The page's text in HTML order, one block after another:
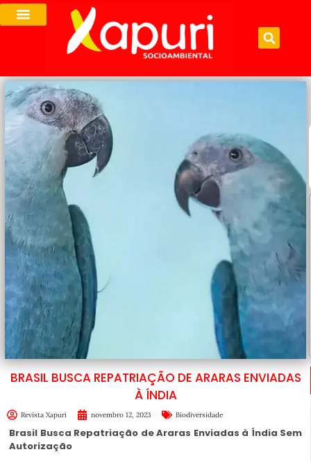
BRASIL BUSCA REPATRIAÇÃO DE ARARAS ENVIADAS
À ÍNDIA
Revista Xapuri novembro 12, 2023 Biodiversidade
Brasil Busca Repatriação de Araras Enviadas à Índia Sem
Autorização